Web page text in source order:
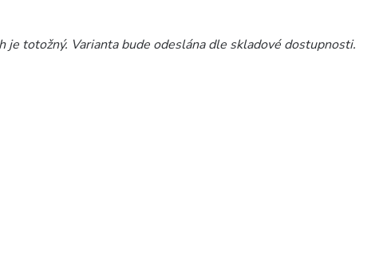
je totožný. Varianta bude odeslána dle skladové dostupnosti.